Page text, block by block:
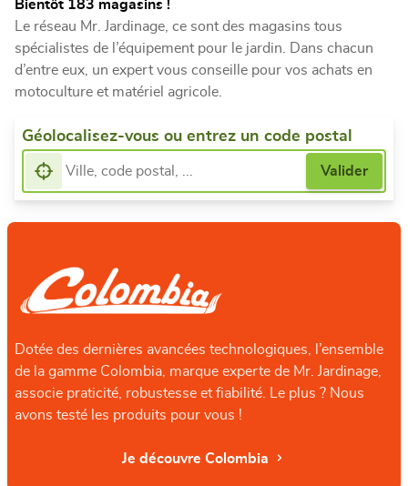
Bientôt 183 magasins !
Le réseau Mr. Jardinage, ce sont des magasins tous
spécialistes de l’équipement pour le jardin. Dans chacun
d’entre eux, un expert vous conseille pour vos achats en
motoculture et matériel agricole.
Géolocalisez-vous ou entrez un code postal
Dotée des dernières avancées technologiques, l’ensemble
de la gamme Colombia, marque experte de Mr. Jardinage,
associe praticité, robustesse et fiabilité. Le plus ? Nous
avons testé les produits pour vous !
Je découvre Colombia